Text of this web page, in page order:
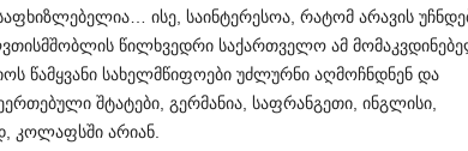
ისე, საინტერესოა, რატომ არავის
წილხვედრი საქართველო ამ
წამყვანი სახელმწიფოები უძლურნი აღმოჩნდნენ და
შტატები, გერმანია, საფრანგეთი, ინგლისი,
კოლაფსში არიან.